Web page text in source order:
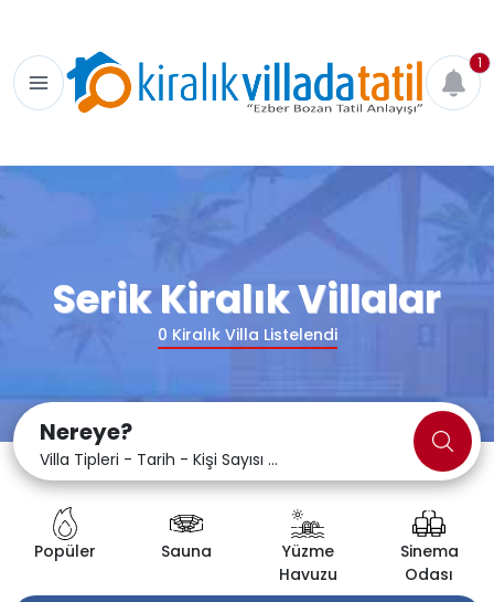
1
Serik Kiralık Villalar
0 Kiralık Villa Listelendi
Nereye?
Villa Tipleri - Tarih - Kişi Sayısı ...
Popüler Sauna
Yüzme
Havuzu
Sinema
Odası